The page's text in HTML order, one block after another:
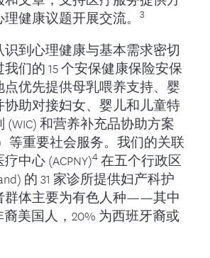
健康议题开展交流。 3
到心理健康与基本需求密切
们的 15 个安保健康保险安保
优先提供母乳喂养支持、婴
协助对接妇女、婴儿和儿童特
(WIC) 和营养补充品协助方案
）等重要社会服务。我们的关联
中心 (ACPNY)4在五个行政区
的 31 家诊所提供妇产科护
群体主要为有色人种——其中
裔美国人，20% 为西班牙裔或